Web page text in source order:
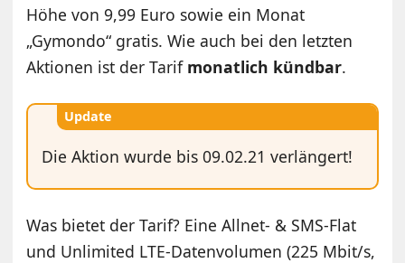
Höhe von 9,99 Euro sowie ein Monat
„Gymondo“ gratis. Wie auch bei den letzten
Aktionen ist der Tarif monatlich kündbar.
Update
Die Aktion wurde bis 09.02.21 verlängert!
Was bietet der Tarif? Eine Allnet- & SMS-Flat
und Unlimited LTE-Datenvolumen (225 Mbit/s,